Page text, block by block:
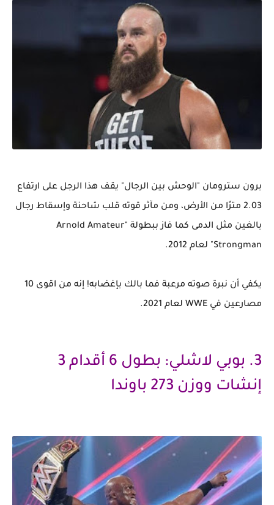
برون سترومان "الوحش بين الرجال" يقف هذا الرجل على ارتفاع
2.03 مترًا من الأرض، ومن مآثر قوته قلب شاحنة وإسقاط رجال
بالغين مثل الدمى كما فاز ببطولة "Arnold Amateur
Strongman" لعام 2012.
يكفي أن نبرة صوته مرعبة فما بالك بإغضابه! إنه من اقوى 10
مصارعين في WWE لعام 2021.
3. بوبي لاشلي: بطول 6 أقدام 3
إنشات ووزن 273 باوندا